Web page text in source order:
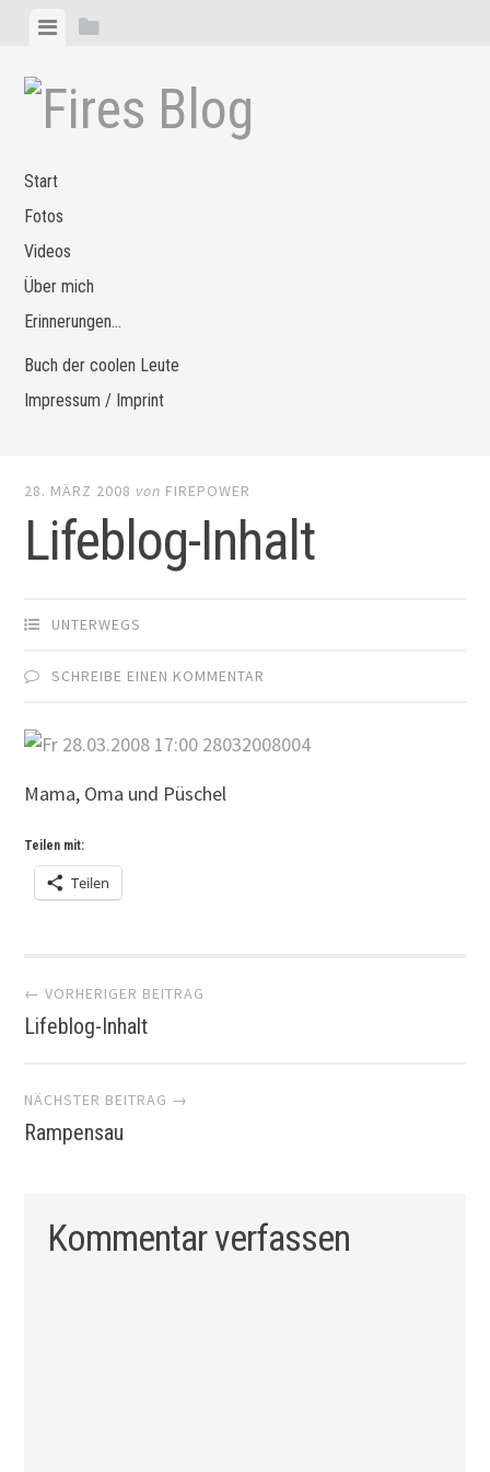
Zum
springen
MenüSeitenleiste
Start
Fotos
Videos
Über mich
Erinnerungen…
Buch der coolen Leute
Impressum / Imprint
28. MÄRZ 2008 von FIREPOWER
Lifeblog-Inhalt
UNTERWEGS
SCHREIBE EINEN KOMMENTAR
Mama, Oma und Püschel
Teilen mit:
Teilen
Artikel-
Navigation
← VORHERIGER BEITRAG
Lifeblog-Inhalt
NÄCHSTER BEITRAG →
Rampensau
Kommentar verfassen